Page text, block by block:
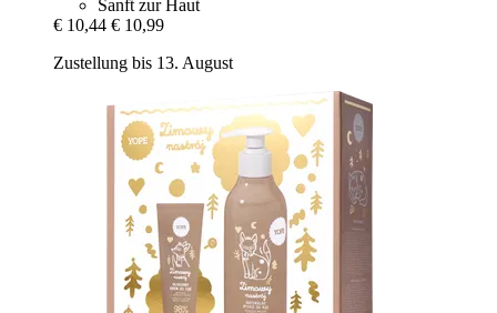
Sanft zur Haut
€ 10,44 € 10,99
Zustellung bis 13. August